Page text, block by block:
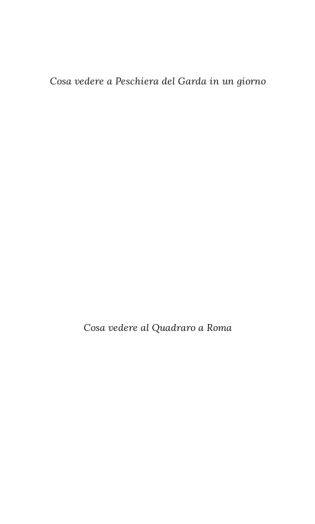
Cosa vedere a Peschiera del Garda in un giorno
Cosa vedere al Quadraro a Roma